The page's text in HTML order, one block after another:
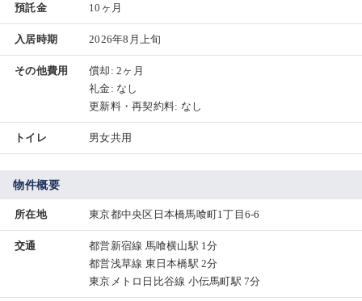
預託金 10ヶ月
入居時期 2026年8月上旬
その他費用
償却: 2ヶ月
礼金: なし
更新料・再契約料: なし
トイレ 男女共用
物件概要
所在地 東京都中央区日本橋馬喰町1丁目6-6
交通
都営新宿線 馬喰横山駅 1分
都営浅草線 東日本橋駅 2分
東京メトロ日比谷線 小伝馬町駅 7分